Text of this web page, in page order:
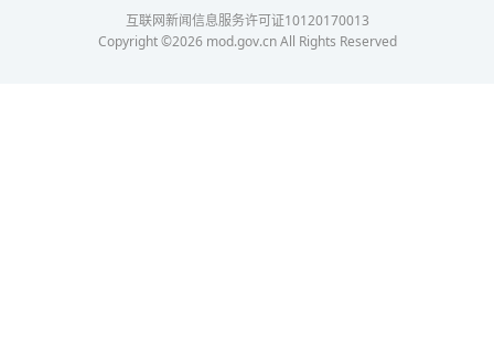
互联网新闻信息服务许可证10120170013
Copyright ©2026mod.gov.cn All Rights Reserved